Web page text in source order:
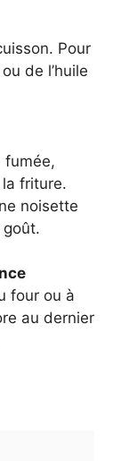
Pour
de l’huile
fumée,
friture.
noisette
four ou à
au dernier